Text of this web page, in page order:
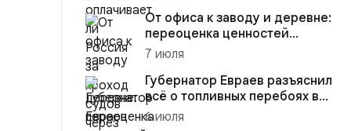
От офиса к заводу и деревне:
переоценка ценностей
поколения Z
7 июля
Губернатор Евраев разъяснил
всё о топливных перебоях в
Ярославской области
6 июля